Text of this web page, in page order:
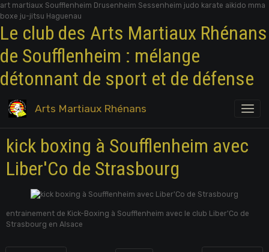
art martiaux Soufflenheim Drusenheim Sessenheim judo karate aikido mma
boxe ju-jitsu Haguenau
Le club des Arts Martiaux Rhénans
de Soufflenheim : mélange
détonnant de sport et de défense
Arts Martiaux Rhénans
kick boxing à Soufflenheim avec
Liber'Co de Strasbourg
entrainement de Kick-Boxing à Soufflenheim avec le club Liber'Co de
Strasbourg en Alsace